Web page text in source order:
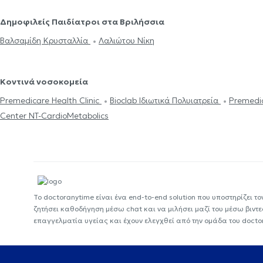
Δημοφιλείς Παιδίατροι στα Βριλήσσια
Βαλσαμίδη Κρυσταλλία
Λαλιώτου Νίκη
Κοντινά νοσοκομεία
Premedicare Health Clinic
Bioclab Ιδιωτικά Πολυιατρεία
Center NT-CardioMetabolics
Το doctoranytime είναι ένα end-to-end solution που υποστηρίζει
ζητήσει καθοδήγηση μέσω chat και να μιλήσει μαζί του μέσω
επαγγελματία υγείας και έχουν ελεγχθεί από την ομάδα του